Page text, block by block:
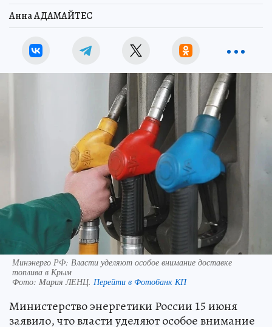
Анна АДАМАЙТЕС
Минэнерго РФ: Власти уделяют особое внимание доставке
топлива в Крым
Фото: Мария ЛЕНЦ. Перейти в Фотобанк КП
Министерство энергетики России 15 июня
заявило, что власти уделяют особое внимание